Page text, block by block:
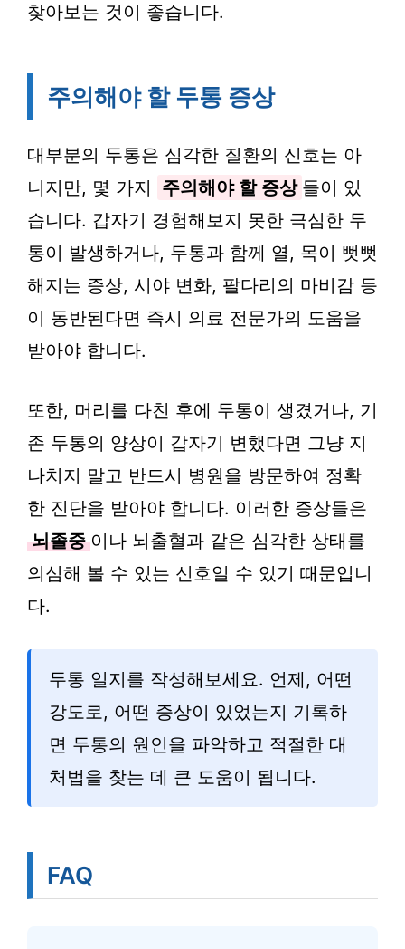
찾아보는 것이 좋습니다.
주의해야 할 두통 증상
대부분의 두통은 심각한 질환의 신호는 아
니지만, 몇 가지
주의해야 할 증상 들이 있
습니다. 갑자기 경험해보지 못한 극심한 두
통이 발생하거나, 두통과 함께 열, 목이 뻣뻣
해지는 증상, 시야 변화, 팔다리의 마비감 등
이 동반된다면 즉시 의료 전문가의 도움을
받아야 합니다.
또한, 머리를 다친 후에 두통이 생겼거나, 기
존 두통의 양상이 갑자기 변했다면 그냥 지
나치지 말고 반드시 병원을 방문하여 정확
한 진단을 받아야 합니다. 이러한 증상들은
뇌졸중 이나 뇌출혈과 같은 심각한 상태를
의심해 볼 수 있는 신호일 수 있기 때문입니
다.
두통 일지를 작성해보세요. 언제, 어떤
강도로, 어떤 증상이 있었는지 기록하
면 두통의 원인을 파악하고 적절한 대
처법을 찾는 데 큰 도움이 됩니다.
FAQ